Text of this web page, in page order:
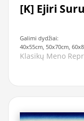
[K] Ejiri
Galimi dydžiai:
40x55cm, 50x70cm,
Klasikų Meno